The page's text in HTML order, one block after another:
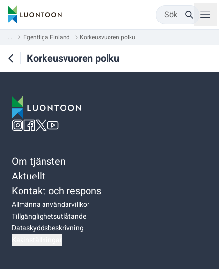
Sök
... Egentliga Finland Korkeusvuoren polku
Korkeusvuoren polku
Om tjänsten
Aktuellt
Kontakt och respons
Allmänna användarvillkor
Tillgänglighetsutlåtande
Dataskyddsbeskrivning